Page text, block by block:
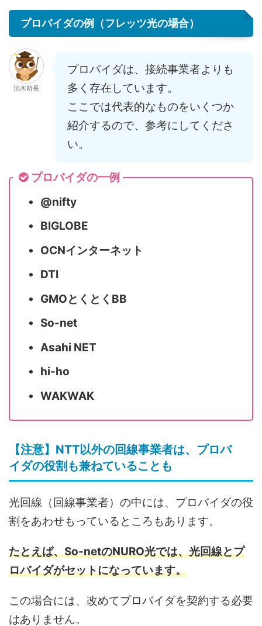
プロバイダの例（フレッツ光の場合）
泊木所長
プロバイダは、接続事業者よりも
多く存在しています。
ここでは代表的なものをいくつか
紹介するので、参考にしてくださ
い。
プロバイダの一例
@nifty
BIGLOBE
OCNインターネット
DTI
GMOとくとくBB
So-net
Asahi NET
hi-ho
WAKWAK
【注意】NTT以外の回線事業者は、プロバ
イダの役割も兼ねていることも
光回線（回線事業者）の中には、プロバイダの役
割をあわせもっているところもあります。
たとえば、So-netのNURO光では、光回線とプ
ロバイダがセットになっています。
この場合には、改めてプロバイダを契約する必要
はありません。